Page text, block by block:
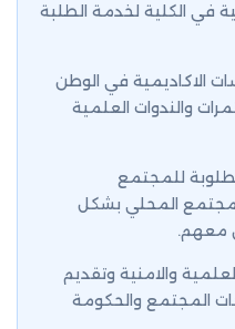
في الكلية لخدمة الطلبة
الاكاديمية في الوطن
والندوات العلمية
للمجتمع
المحلي بشكل
معهم.
العلمية والامنية وتقديم
المجتمع والحكومة